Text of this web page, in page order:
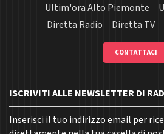
Ultim'ora Alto Piemonte
Diretta Radio
Diretta TV
CONTATTACI
ISCRIVITI ALLE NEWSLETTER DI
Inserisci il tuo indirizzo email per